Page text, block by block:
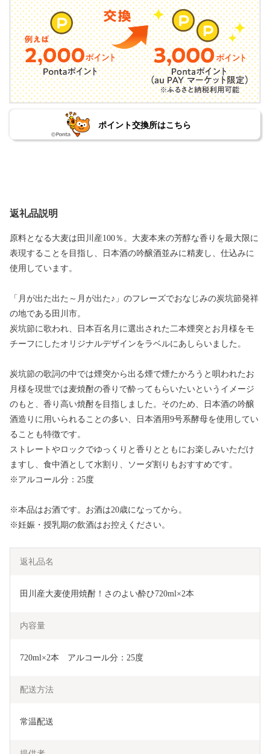
ポイント交換所はこちら
返礼品説明
原料となる大麦は田川産100％。大麦本来の芳醇な香りを最大限に
表現することを目指し、日本酒の吟醸酒並みに精麦し、仕込みに
使用しています。
「月が出た出た～月が出た♪」のフレーズでおなじみの炭坑節発祥
の地である田川市。
炭坑節に歌われ、日本百名月に選出された二本煙突とお月様をモ
チーフにしたオリジナルデザインをラベルにあしらいました。
炭坑節の歌詞の中では煙突から出る煙で煙たかろうと唄われたお
月様を現世では麦焼酎の香りで酔ってもらいたいというイメージ
のもと、香り高い焼酎を目指しました。そのため、日本酒の吟醸
酒造りに用いられることの多い、日本酒用9号系酵母を使用してい
ることも特徴です。
ストレートやロックでゆっくりと香りとともにお楽しみいただけ
ますし、食中酒として水割り、ソーダ割りもおすすめです。
※アルコール分：25度
※本品はお酒です。お酒は20歳になってから。
※妊娠・授乳期の飲酒はお控えください。
返礼品名
田川産大麦使用焼酎！さのよい酔ひ720ml×2本
内容量
720ml×2本　アルコール分：25度
配送方法
常温配送